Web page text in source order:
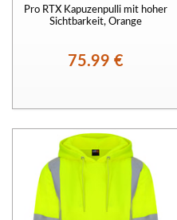
Pro RTX Kapuzenpulli mit hoher
Sichtbarkeit, Orange
75.99 €